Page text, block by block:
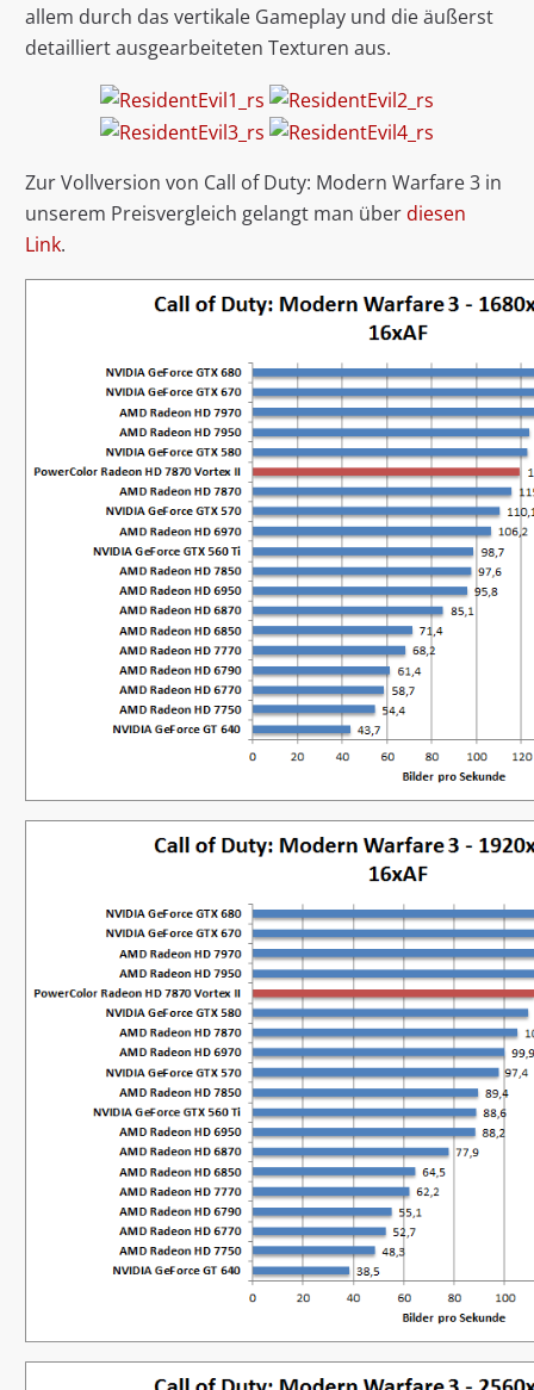
allem durch das vertikale Gameplay und die äußerst
detailliert ausgearbeiteten Texturen aus.
Zur Vollversion von Call of Duty: Modern Warfare 3 in
unserem Preisvergleich gelangt man überdiesen
Link.